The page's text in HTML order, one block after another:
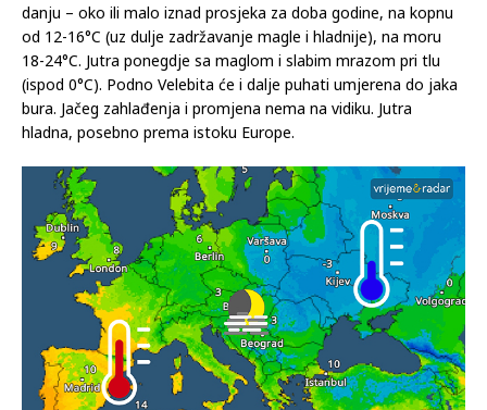
udarima.
Narednih danapretežno sunčanouz slične temperature
danju – oko ili malo iznad prosjeka za doba godine, na kopnu
od 12-16°C (uz dulje zadržavanje magle i hladnije), na moru
18-24°C. Jutra ponegdje sa maglom i slabim mrazom pri tlu
(ispod 0°C). Podno Velebita će i dalje puhati umjerena do jaka
bura. Jačeg zahlađenja i promjena nema na vidiku.Jutra
hladna, posebno prema istoku Europe.